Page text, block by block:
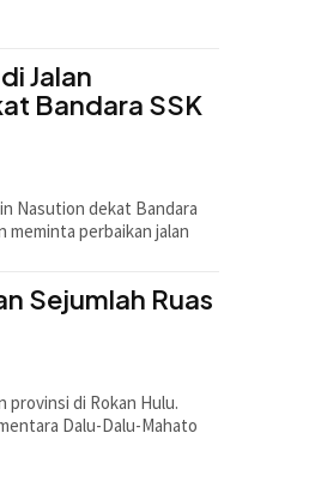
Jalan
Bandara SSK
Nasution dekat Bandara
meminta perbaikan jalan
Sejumlah Ruas
provinsi di Rokan Hulu.
Dalu-Dalu-Mahato